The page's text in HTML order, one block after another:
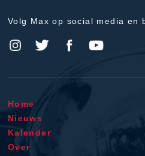
Volg Max op social media en
Home
Nieuws
Kalender
Over